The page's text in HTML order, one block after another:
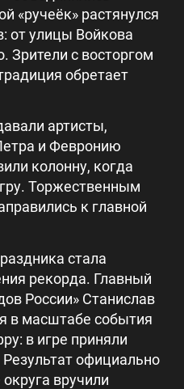
«ручеёк» растянулся
от улицы Войкова
Зрители с восторгом
обретает
артисты,
и Февронию
колонну, когда
Торжественным
к главной
стала
рекорда. Главный
России» Станислав
в масштабе события
в игре приняли
официально
вручили